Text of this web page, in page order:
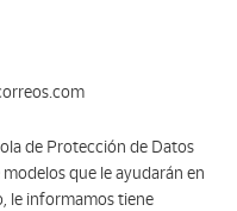
de Protección de Datos
que le ayudarán en
le informamos tiene